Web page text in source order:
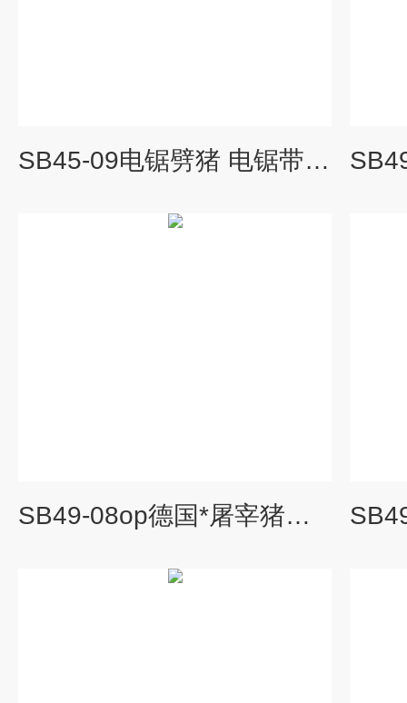
SB45-09电锯劈猪 电锯带式劈猪设备 劈半开胸设备
SB49-08op德国*屠宰猪劈半锯 手持式劈半设备 劈半开胸设备